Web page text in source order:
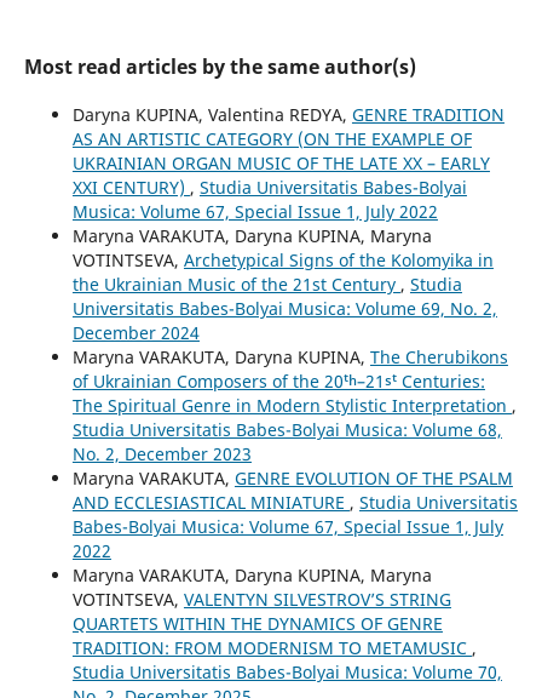
Most read articles by the same author(s)
Daryna KUPINA, Valentina REDYA, GENRE TRADITION
AS AN ARTISTIC CATEGORY (ON THE EXAMPLE OF
UKRAINIAN ORGAN MUSIC OF THE LATE XX – EARLY
XXI CENTURY) , Studia Universitatis Babes-Bolyai
Musica: Volume 67, Special Issue 1, July 2022
Maryna VARAKUTA, Daryna KUPINA, Maryna
VOTINTSEVA, Archetypical Signs of the Kolomyika in
the Ukrainian Music of the 21st Century , Studia
Universitatis Babes-Bolyai Musica: Volume 69, No. 2,
December 2024
Maryna VARAKUTA, Daryna KUPINA, The Cherubikons
of Ukrainian Composers of the 20ᵗʰ–21ˢᵗ Centuries:
The Spiritual Genre in Modern Stylistic Interpretation ,
Studia Universitatis Babes-Bolyai Musica: Volume 68,
No. 2, December 2023
Maryna VARAKUTA, GENRE EVOLUTION OF THE PSALM
AND ECCLESIASTICAL MINIATURE , Studia Universitatis
Babes-Bolyai Musica: Volume 67, Special Issue 1, July
2022
Maryna VARAKUTA, Daryna KUPINA, Maryna
VOTINTSEVA, VALENTYN SILVESTROV’S STRING
QUARTETS WITHIN THE DYNAMICS OF GENRE
TRADITION: FROM MODERNISM TO METAMUSIC ,
Studia Universitatis Babes-Bolyai Musica: Volume 70,